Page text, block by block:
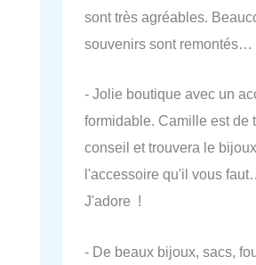
sont très agréables.
souvenirs sont remontés…
- Jolie boutique avec un
formidable. Camille est de
conseil et trouvera le
l'accessoire qu'il vous
J'adore !
- De beaux bijoux, sacs,